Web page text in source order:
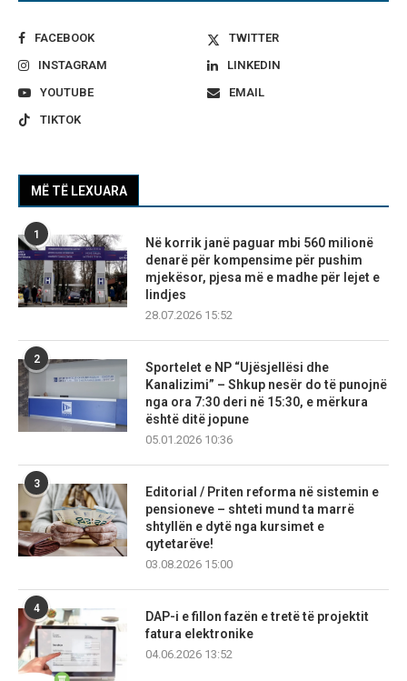
FACEBOOK
TWITTER
INSTAGRAM
LINKEDIN
YOUTUBE
EMAIL
TIKTOK
MË TË LEXUARA
1
Në korrik janë paguar mbi 560 milionë
denarë për kompensime për pushim
mjekësor, pjesa më e madhe për lejet e
lindjes
28.07.2026 15:52
2
Sportelet e NP “Ujësjellësi dhe
Kanalizimi” – Shkup nesër do të punojnë
nga ora 7:30 deri në 15:30, e mërkura
është ditë jopune
05.01.2026 10:36
3
Editorial / Priten reforma në sistemin e
pensioneve – shteti mund ta marrë
shtyllën e dytë nga kursimet e
qytetarëve!
03.08.2026 15:00
4
DAP-i e fillon fazën e tretë të projektit
fatura elektronike
04.06.2026 13:52